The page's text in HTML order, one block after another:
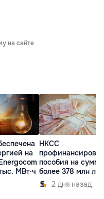
на сайте
на
МВт·ч
НКСС
пособия на сумму
более 378 млн
2 дня назад